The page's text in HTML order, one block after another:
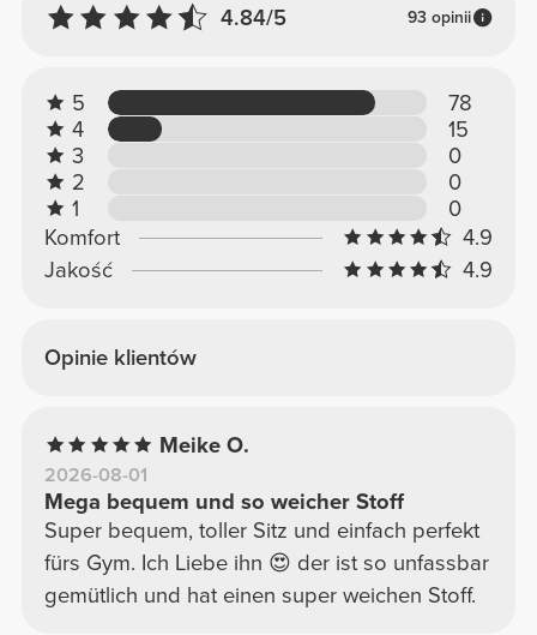
4.84/5 93 opinii
5
78
4
15
3
0
2
0
1
0
Komfort
4.9
Jakość
4.9
Opinie klientów
Meike O.
2026-08-01
Mega bequem und so weicher Stoff
Super bequem, toller Sitz und einfach perfekt
fürs Gym. Ich Liebe ihn 😍 der ist so unfassbar
gemütlich und hat einen super weichen Stoff.